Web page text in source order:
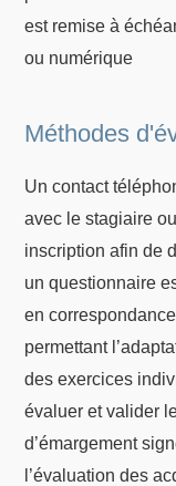
est remise à
ou numérique
Méthodes
Un contact
avec le stagiaire
inscription afin de
un questionnaire
en
permettant
des exercices
évaluer et valider
d’émargement
l’évaluation des